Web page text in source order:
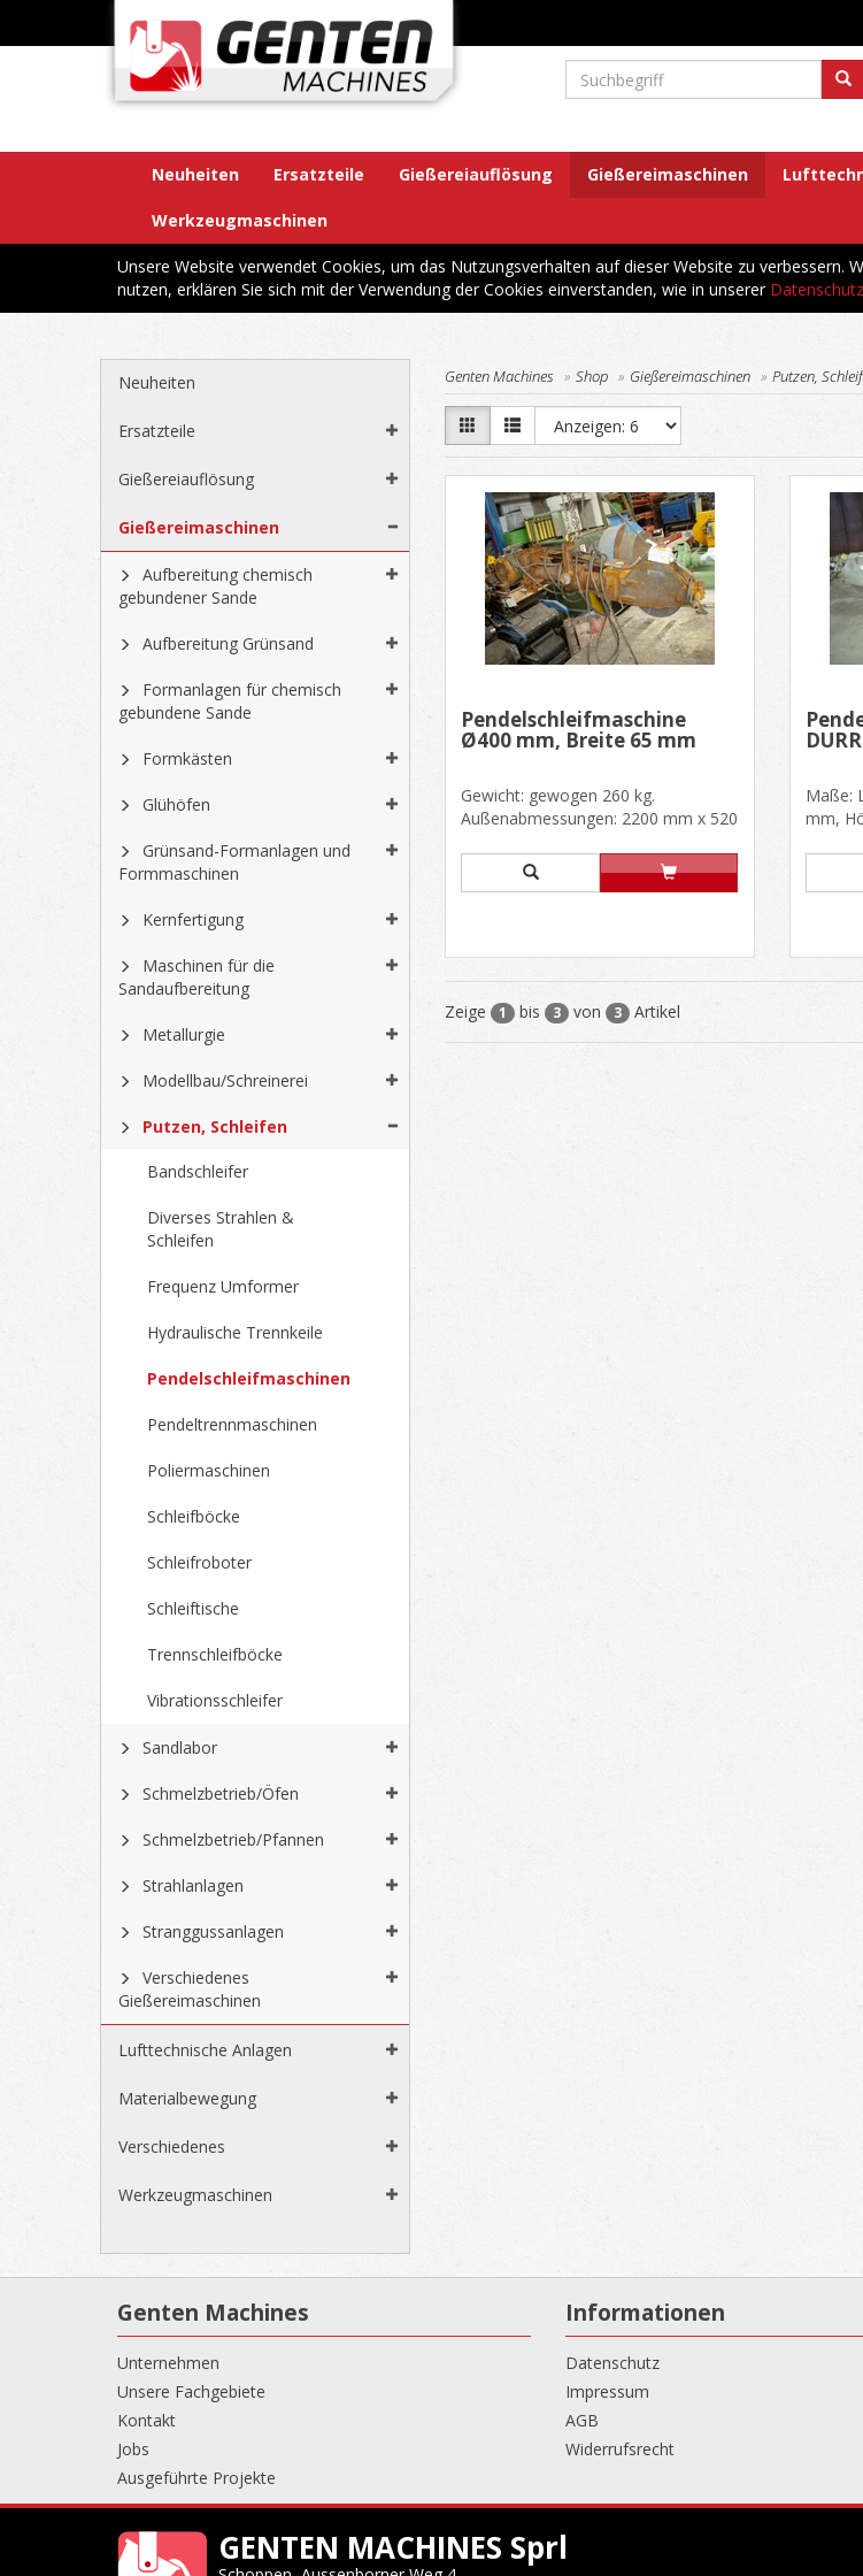
Neuheiten Ersatzteile Gießereiauflösung Gießereimaschinen
Werkzeugmaschinen
Unsere Website verwendet Cookies, um das Nutzungsverhalten auf dieser Website zu verbessern.
nutzen, erklären Sie sich mit der Verwendung der Cookies einverstanden, wie in unserer
Neuheiten
Ersatzteile
Gießereiauflösung
Gießereimaschinen
Aufbereitung chemisch
gebundener Sande
Aufbereitung Grünsand
Formanlagen für chemisch
gebundene Sande
Formkästen
Glühöfen
Grünsand-Formanlagen und
Formmaschinen
Kernfertigung
Maschinen für die
Sandaufbereitung
Metallurgie
Modellbau/Schreinerei
Putzen, Schleifen
Bandschleifer
Diverses Strahlen &
Schleifen
Frequenz Umformer
Hydraulische Trennkeile
Pendelschleifmaschinen
Pendeltrennmaschinen
Poliermaschinen
Schleifböcke
Schleifroboter
Schleiftische
Trennschleifböcke
Vibrationsschleifer
Sandlabor
Schmelzbetrieb/Öfen
Schmelzbetrieb/Pfannen
Strahlanlagen
Stranggussanlagen
Verschiedenes
Gießereimaschinen
Lufttechnische Anlagen
Materialbewegung
Verschiedenes
Werkzeugmaschinen
Genten Machines Shop Gießereimaschinen Putzen,
Pendelschleifmaschine
Ø400 mm, Breite 65 mm
Gewicht: gewogen 260 kg.
Außenabmessungen: 2200 mm x 520
Maße:
mm,
Zeige 1 bis 3 von 3 Artikel
Genten Machines
Unternehmen
Unsere Fachgebiete
Kontakt
Jobs
Ausgeführte Projekte
Informationen
Datenschutz
Impressum
AGB
Widerrufsrecht
GENTEN MACHINES Sprl